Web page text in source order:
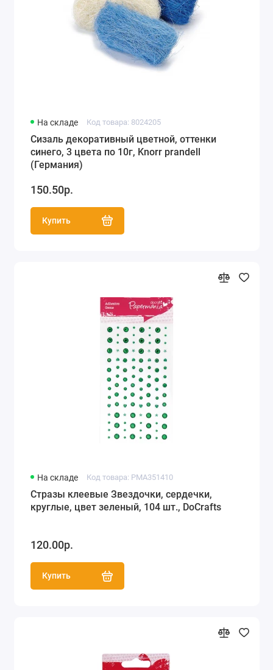
На складе Код товара: 8024205
Сизаль декоративный цветной, оттенки
синего, 3 цвета по 10г, Knorr prandell
(Германия)
150.50р.
Купить
На складе Код товара: PMA351410
Стразы клеевые Звездочки, сердечки,
круглые, цвет зеленый, 104 шт., DoCrafts
120.00р.
Купить